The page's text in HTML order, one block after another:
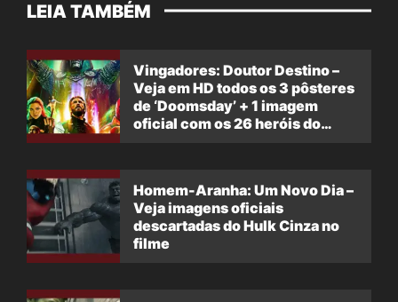
LEIA TAMBÉM
Vingadores: Doutor Destino –
Veja em HD todos os 3 pôsteres
de ‘Doomsday’ + 1 imagem
oficial com os 26 heróis do
Homem-Aranha: Um Novo Dia –
Veja imagens oficiais
descartadas do Hulk Cinza no
filme